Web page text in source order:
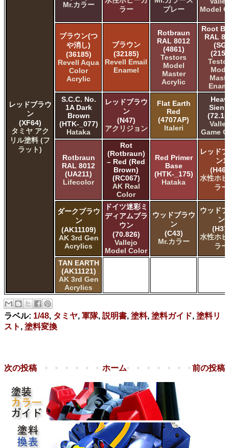
レッドブラウ
ン
(XF64)
タミヤ アク
リル塗料 (フ
ラット)
Mr.カラー
ラー
プレー
Model
ブラウン(つ
や消し)
(36185)
Revell Aqua
Color
Acrylic
ブラウン
(32185)
Revell Email
Enamel
Rotbraun
RAL 8012
(4861)
Testors
Model
Master
Acrylic
Root
RAL
(SG)
S.C.C. No.
1A Dark
Brown
(HTK-_077)
Hataka
レッドブラウ
ン
(N47)
アクリジョン
Flat Earth
Red
(4707AP)
Italeri
Game
Rotbraun
RAL 8012
(UA211)
Lifecolor
Rot
(Rotbraun)
– Red (Red
Brown)
(RC067)
AK Real
Color
Red Primer
Base
(HTK-_175)
Hataka
レッド
ン1
水性ホ
ラー
ダークブラウ
ン
(AK11109)
AK 3rd Gen
Acrylics
ドイツ迷彩ミ
ディアムブラ
ウン
(70.826)
Vallejo
Model Color
ウッドブラウ
ン
(C43)
Mr.カラー
ウッド
ン
水性ホ
ラー
TAN EARTH
(AK11121)
AK 3rd Gen
Acrylics
ラベル: 1/48, タミヤ, 軍隊, 説明書, 塗料, 塗料ガイド, 塗料リ
スト , 塗料変換
次の投稿 前の投稿
ホーム